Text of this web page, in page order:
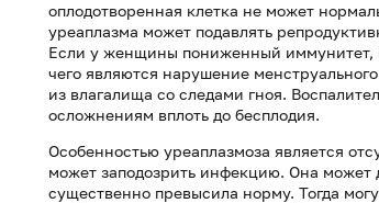
оплодотворенная клетка не может
уреаплазма может подавлять
Если у женщины пониженный иммунитет,
чего являются нарушение
из влагалища со следами гноя.
осложнениям вплоть до бесплодия.
Особенностью уреаплазмоза является
может заподозрить инфекцию. Она может
существенно превысила норму. Тогда